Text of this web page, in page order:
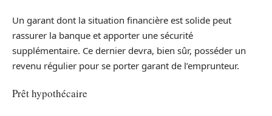
Un garant dont la situation financière est solide peut
rassurer la banque et apporter une sécurité
supplémentaire. Ce dernier devra, bien sûr, posséder un
revenu régulier pour se porter garant de l’emprunteur.
Prêt hypothécaire